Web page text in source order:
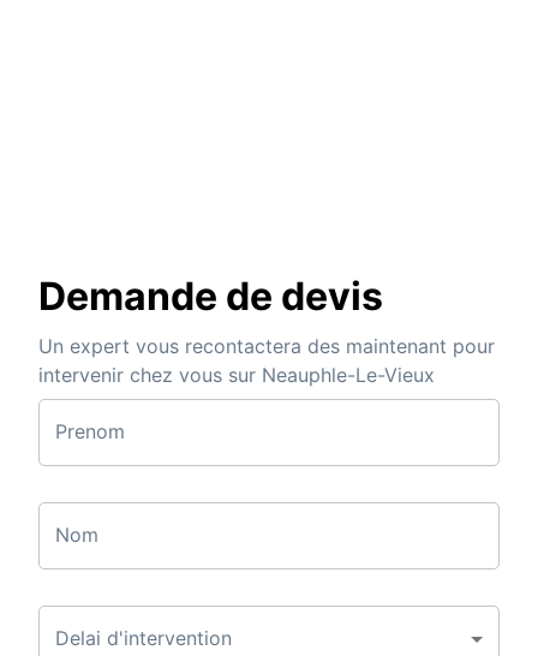
Demande de devis
Un expert vous recontactera des maintenant pour
intervenir chez vous sur Neauphle-Le-Vieux
Prenom
Nom
Delai d'intervention